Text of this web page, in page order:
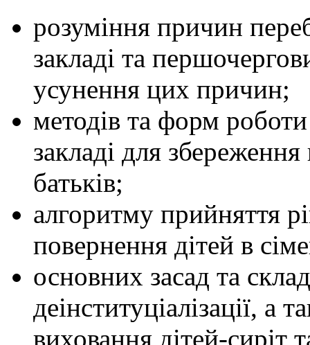
розуміння причин
закладі та
усунення цих причин;
методів та форм
закладі для
батьків;
алгоритму прийняття
повернення дітей в
основних засад та
деінституціалізації,
виховання дітей-сиріт